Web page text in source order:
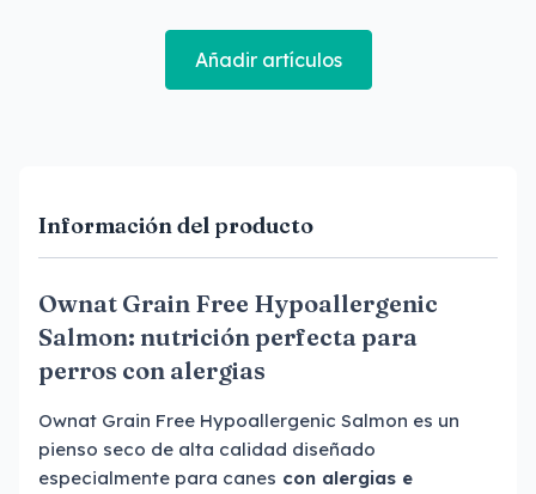
Añadir artículos
Información del producto
Ownat Grain Free Hypoallergenic
Salmon: nutrición perfecta para
perros con alergias
Ownat Grain Free Hypoallergenic Salmon es un
pienso seco de alta calidad diseñado
especialmente para canes con alergias e